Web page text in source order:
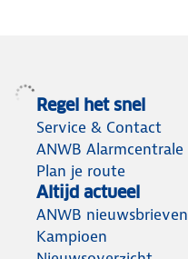
Regel het snel
Service & Contact
ANWB Alarmcentrale
Plan je route
Altijd actueel
ANWB nieuwsbrieven
Kampioen